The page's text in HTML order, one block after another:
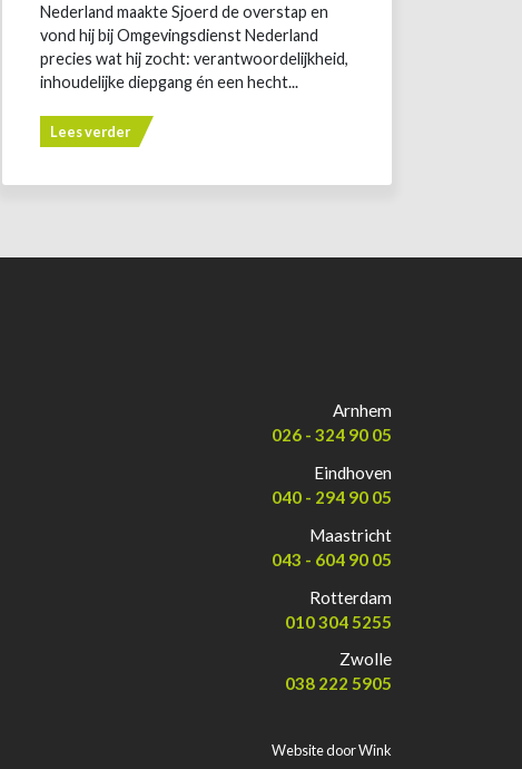
Nederland maakte Sjoerd de overstap en
vond hij bij Omgevingsdienst Nederland
precies wat hij zocht: verantwoordelijkheid,
inhoudelijke diepgang én een hecht...
Lees verder
Arnhem
026 - 324 90 05
Eindhoven
040 - 294 90 05
Maastricht
043 - 604 90 05
Rotterdam
010 304 5255
Zwolle
038 222 5905
Website doorWink